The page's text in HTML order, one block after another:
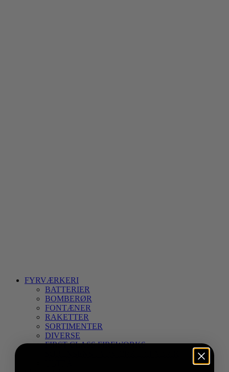
FYRVÆRKERI
BATTERIER
BOMBERØR
FONTÆNER
RAKETTER
SORTIMENTER
DIVERSE
FIRST CLASS FIREWORKS